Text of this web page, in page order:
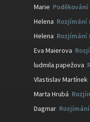
Marie
Helena Rozjímání
Helena Rozjímání
Eva Maierova
ludmila papežova
Vlastislav Martínek
Marta Hrubá:
Dagmar: